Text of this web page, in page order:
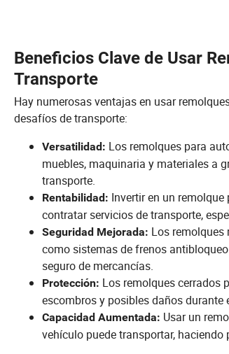
Beneficios Clave de Usar
Transporte
Hay numerosas ventajas en usar
desafíos de transporte:
Versatilidad: Los remolques para
muebles, maquinaria y materiales a
transporte.
Rentabilidad: Invertir en un
contratar servicios de transporte,
Seguridad Mejorada: Los
como sistemas de frenos
seguro de mercancías.
Protección: Los remolques cerrados
escombros y posibles daños durante
Capacidad Aumentada: Usar un
vehículo puede transportar,